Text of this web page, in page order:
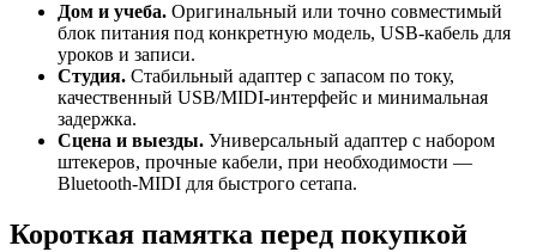
Дом и учеба. Оригинальный или точно совместимый
блок питания под конкретную модель, USB-кабель для
уроков и записи.
Студия. Стабильный адаптер с запасом по току,
качественный USB/MIDI-интерфейс и минимальная
задержка.
Сцена и выезды. Универсальный адаптер с набором
штекеров, прочные кабели, при необходимости —
Bluetooth-MIDI для быстрого сетапа.
Короткая памятка перед покупкой